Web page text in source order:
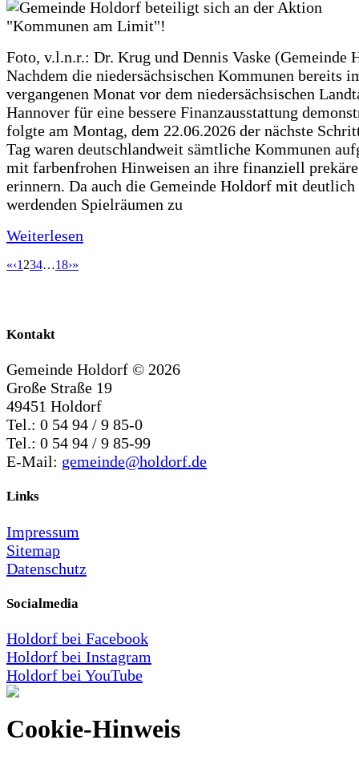
Foto, v.l.n.r.: Dr. Krug und Dennis Vaske (Gemeinde
Nachdem die niedersächsischen Kommunen bereits
vergangenen Monat vor dem niedersächsischen
Hannover für eine bessere Finanzausstattung
folgte am Montag, dem 22.06.2026 der nächste
Tag waren deutschlandweit sämtliche Kommunen
mit farbenfrohen Hinweisen an ihre finanziell
erinnern. Da auch die Gemeinde Holdorf mit deutlich
werdenden Spielräumen zu
Weiterlesen
«‹1 234…18›»
Kontakt
Gemeinde Holdorf © 2026
Große Straße 19
49451 Holdorf
Tel.: 0 54 94 / 9 85-0
Tel.: 0 54 94 / 9 85-99
E-Mail: gemeinde@holdorf.de
Links
Impressum
Sitemap
Datenschutz
Socialmedia
Holdorf bei Facebook
Holdorf bei Instagram
Holdorf bei YouTube
Cookie-Hinweis